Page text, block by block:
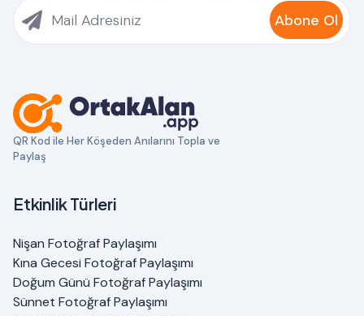
Abone Ol
QR Kod ile Her Köşeden Anılarını Topla ve
Paylaş
Etkinlik Türleri
Nişan Fotoğraf Paylaşımı
Kına Gecesi Fotoğraf Paylaşımı
Doğum Günü Fotoğraf Paylaşımı
Sünnet Fotoğraf Paylaşımı